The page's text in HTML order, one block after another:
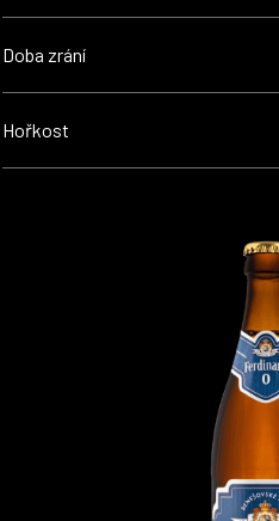
Doba zrání
Hořkost